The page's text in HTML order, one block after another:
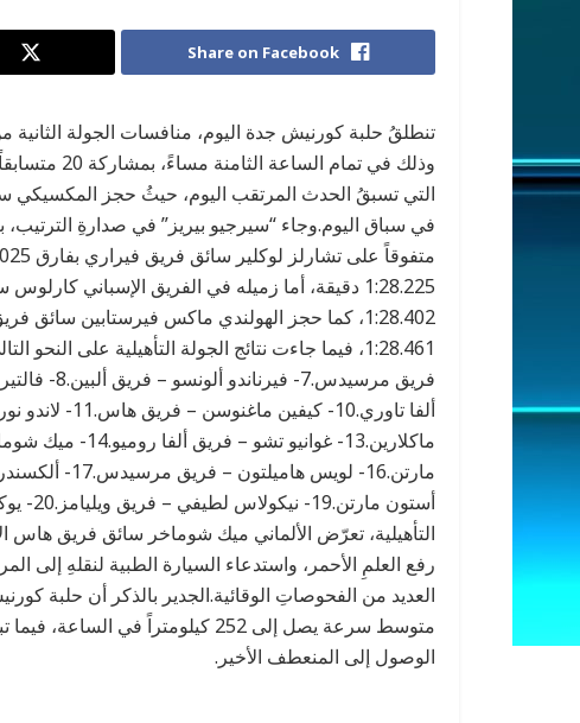
Share on Facebook
التي تسبقُ الحدث المرتقب اليوم، حيثُ حجز المكسيكي
1:28.225 دقيقة، أما زميله في الفريق الإسباني
1:28.402، كما حجز الهولندي ماكس فيرستابين سائق
أستون
التأهيلية، تعرّض الألماني ميك شوماخر سائق فريق
رفع العلمِ الأحمر، واستدعاء السيارة الطبية لنقلهِ إلى
العديد من الفحوصاتِ الوقائية.الجدير بالذكر أن حلبة
الوصول إلى المنعطف الأخير.